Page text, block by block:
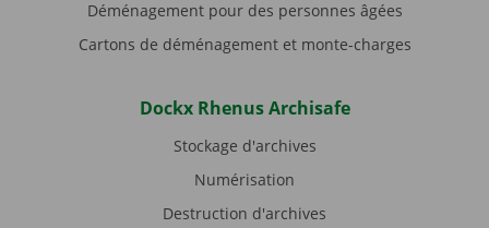
Déménagement pour des personnes âgées
Cartons de déménagement et monte-charges
Dockx Rhenus Archisafe
Stockage d'archives
Numérisation
Destruction d'archives